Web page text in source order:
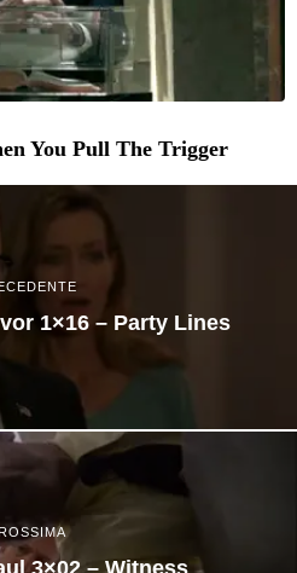
You Pull The Trigger
1×16 – Party Lines